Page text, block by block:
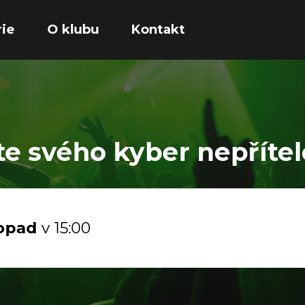
O klubu Kontakt
svého kyber
v 15:00